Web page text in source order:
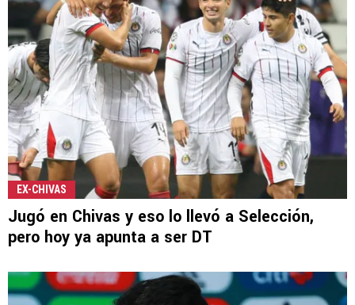
EX-CHIVAS
Jugó en Chivas y eso lo llevó a Selección,
pero hoy ya apunta a ser DT